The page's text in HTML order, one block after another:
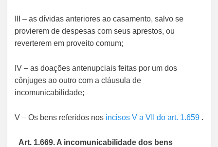
III – as dívidas anteriores ao casamento, salvo se
provierem de despesas com seus aprestos, ou
reverterem em proveito comum;
IV – as doações antenupciais feitas por um dos
cônjuges ao outro com a cláusula de
incomunicabilidade;
V – Os bens referidos nos incisos V a VII do art. 1.659 .
Art. 1.669. A incomunicabilidade dos bens